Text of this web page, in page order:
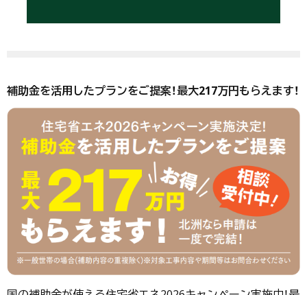
補助金を活用したプランをご提案！最大217万円もらえます！